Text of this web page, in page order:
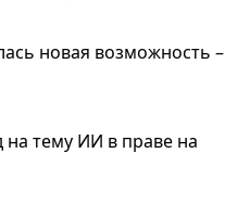
новая возможность –
на тему ИИ в праве на